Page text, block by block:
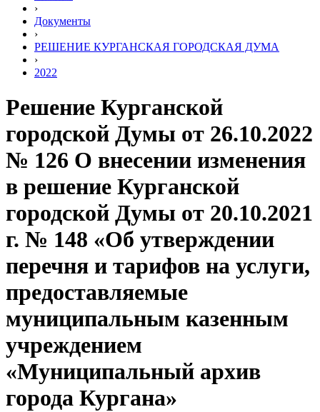
›
Документы
›
РЕШЕНИЕ КУРГАНСКАЯ ГОРОДСКАЯ ДУМА
›
2022
Решение Курганской
городской Думы от 26.10.2022
№ 126 О внесении изменения
в решение Курганской
городской Думы от 20.10.2021
г. № 148 «Об утверждении
перечня и тарифов на услуги,
предоставляемые
муниципальным казенным
учреждением
«Муниципальный архив
города Кургана»